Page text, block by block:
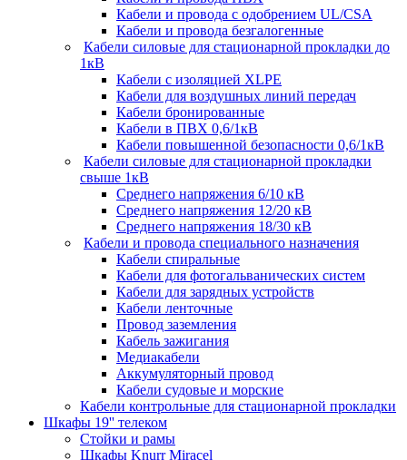
Кабели и провода с одобрением UL/CSA
Кабели и провода безгалогенные
Кабели силовые для стационарной прокладки до
1кВ
Кабели c изоляцией XLPE
Кабели для воздушных линий передач
Кабели бронированные
Кабели в ПВХ 0,6/1кВ
Кабели повышенной безопасности 0,6/1кВ
Кабели силовые для стационарной прокладки
свыше 1кВ
Среднего напряжения 6/10 кВ
Среднего напряжения 12/20 кВ
Среднего напряжения 18/30 кВ
Кабели и провода специального назначения
Кабели спиральные
Кабели для фотогальванических систем
Кабели для зарядных устройств
Кабели ленточные
Провод заземления
Кабель зажигания
Медиакабели
Аккумуляторный провод
Кабели судовые и морские
Кабели контрольные для стационарной прокладки
Шкафы 19'' телеком
Стойки и рамы
Шкафы Knurr Miracel